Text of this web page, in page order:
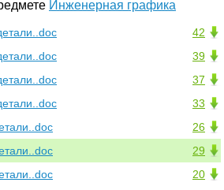
Инженерная графика
42
39
37
33
26
29
20